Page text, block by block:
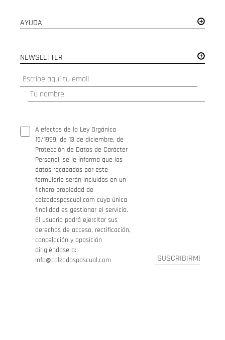
AYUDA
NEWSLETTER
A efectos de la Ley Orgánica
15/1999, de 13 de diciembre, de
Protección de Datos de Carácter
Personal, se le informa que los
datos recabados por este
formulario serán incluidos en un
fichero propiedad de
calzadospascual.com cuya única
finalidad es gestionar el servicio.
El usuario podrá ejercitar sus
derechos de acceso, rectificación,
cancelación y oposición
dirigiéndose a:
info@calzadospascual.com